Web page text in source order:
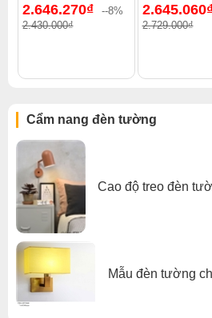
đèn tường.
Xem thêm:
Đèn tường hiện đại,Đèn
2.646.270₫
--8%
2.430.000₫
2.729.000₫
Cẩm nang đèn tường
Cao độ treo đèn
Mẫu đèn tường